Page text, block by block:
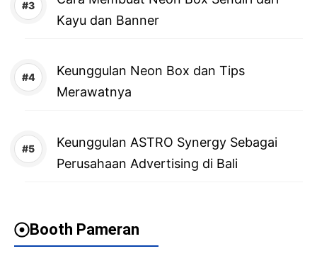
Kayu dan Banner
Keunggulan Neon Box dan Tips
Merawatnya
Keunggulan ASTRO Synergy Sebagai
Perusahaan Advertising di Bali
Booth Pameran